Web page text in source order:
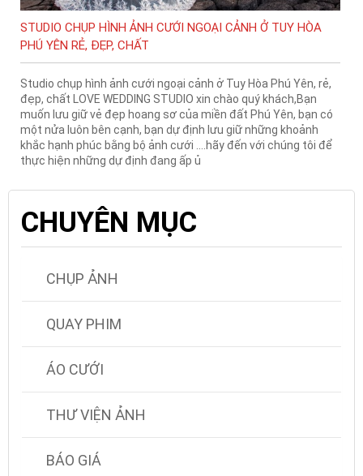
STUDIO CHỤP HÌNH ẢNH CƯỚI NGOẠI CẢNH Ở TUY HÒA
PHÚ YÊN RẺ, ĐẸP, CHẤT
Studio chụp hình ảnh cưới ngoại cảnh ở Tuy Hòa Phú Yên, rẻ,
đẹp, chất LOVE WEDDING STUDIO xin chào quý khách,Bạn
muốn lưu giữ vẻ đẹp hoang sơ của miền đất Phú Yên, bạn có
một nửa luôn bên cạnh, bạn dự định lưu giữ những khoảnh
khắc hạnh phúc bằng bộ ảnh cưới ….hãy đến với chúng tôi để
thực hiện những dự định đang ấp ủ
CHUYÊN MỤC
CHỤP ẢNH
QUAY PHIM
ÁO CƯỚI
THƯ VIỆN ẢNH
BÁO GIÁ